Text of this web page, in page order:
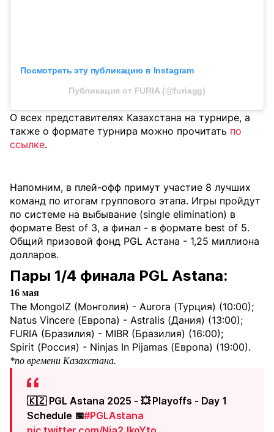
Посмотреть эту публикацию в Instagram
Публикация от FURIA (@furiagg)
О всех представителях Казахстана на турнире, а
также о формате турнира можно прочитать по
ссылке.
Напомним, в плей-офф примут участие 8 лучших
команд по итогам группового этапа. Игры пройдут
по системе на выбывание (single elimination) в
формате Best of 3, а финал - в формате best of 5.
Общий призовой фонд PGL Астана - 1,25 миллиона
долларов.
Пары 1/4 финала PGL Astana:
16 мая
The MongolZ (Монголия) - Aurora (Турция) (10:00);
Natus Vincere (Европа) - Astralis (Дания) (13:00);
FURIA (Бразилия) - MIBR (Бразилия) (16:00);
Spirit (Россия) - Ninjas In Pijamas (Европа) (19:00).
*по времени Казахстана.
🇰🇿 PGL Astana 2025 - 💥 Playoffs - Day 1
Schedule 📅#PGLAstana